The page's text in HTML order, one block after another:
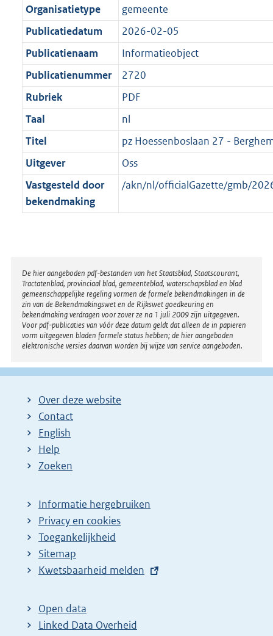
r
m
a
a
t
n
d
:
1
K
b
Organisatietype
gemeente
Publicatiedatum
2026-02-05
Publicatienaam
Informatieobject
Publicatienummer
2720
Rubriek
PDF
Taal
nl
Titel
pz Hoessenboslaan 27 -
Uitgever
Oss
Vastgesteld door
bekendmaking
/akn/nl/officialGazette/gmb/
Disclaimer
De hier aangeboden pdf-bestanden van het Staatsblad, Staatscourant,
Tractatenblad, provinciaal blad, gemeenteblad, waterschapsblad en blad
gemeenschappelijke regeling vormen de formele bekendmakingen in de
zin van de Bekendmakingswet en de Rijkswet goedkeuring en
bekendmaking verdragen voor zover ze na 1 juli 2009 zijn uitgegeven.
Voor pdf-publicaties van vóór deze datum geldt dat alleen de in papieren
vorm uitgegeven bladen formele status hebben; de hier aangeboden
elektronische versies daarvan worden bij wijze van service aangeboden.
Over deze website
Contact
English
Help
Zoeken
Informatie hergebruiken
Privacy en cookies
Toegankelijkheid
Sitemap
E
t
e
Kwetsbaarheid melden
Open data
Linked Data Overheid